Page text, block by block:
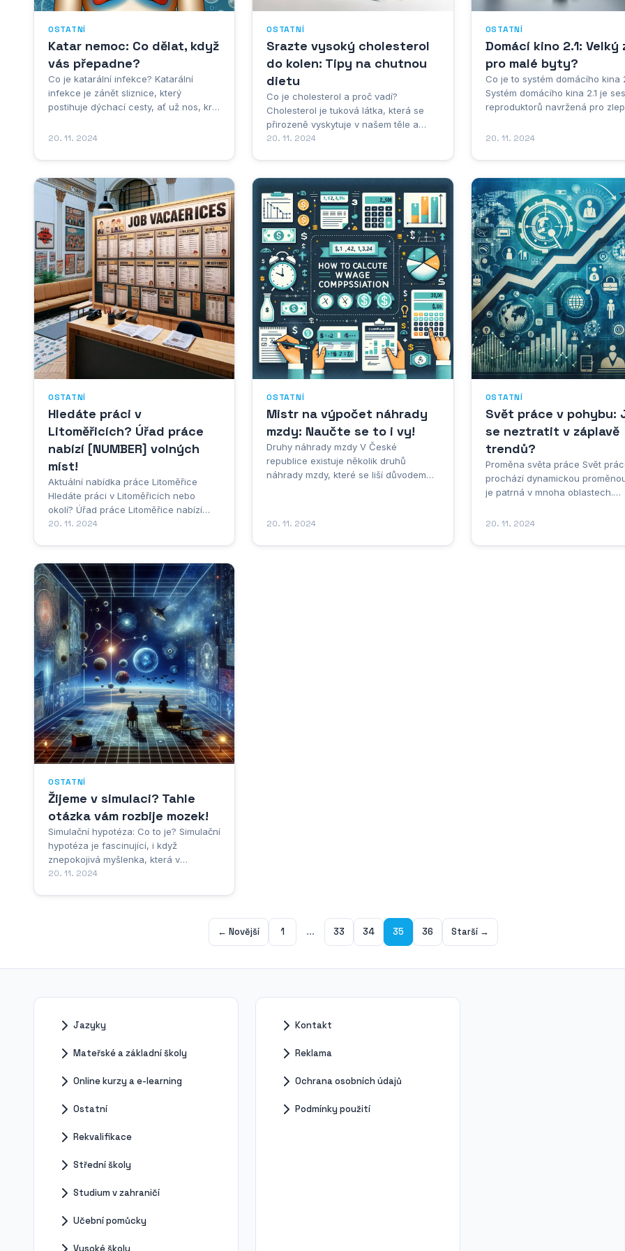
OSTATNÍ
Katar nemoc: Co dělat, když
vás přepadne?
Co je katarální infekce? Katarální
infekce je zánět sliznice, který
postihuje dýchací cesty, ať už nos, krk,
nemoc, ale příznak. Říkáme tak
může měnit barvu. Tenhle hlen je
vlastně obranná reakce těla na viry
nebo bakterie. Zánět...
20. 11. 2024
OSTATNÍ
Srazte vysoký cholesterol
do kolen: Tipy na chutnou
dietu
Co je cholesterol a proč vadí?
Cholesterol je tuková látka, která se
přirozeně vyskytuje v našem těle a
hraje důležitou roli v mnoha tělesných
cholesterol může vést k jeho
usazování na stěnách cév, čímž
dochází k jejich zužování a...
20. 11. 2024
OSTATNÍ
Domácí kino 2.1: Velký
pro malé byty?
Co je to systém domácího kina
Systém domácího kina 2.1 je
reproduktorů navržená pro
hudby v domácím prostředí.
dva přední reproduktory a
subwoofer. Přední
nazývané "satelity", se...
20. 11. 2024
OSTATNÍ
Hledáte práci v
Litoměřicích? Úřad práce
nabízí [NUMBER] volných
míst!
Aktuální nabídka práce Litoměřice
Hledáte práci v Litoměřicích nebo
okolí? Úřad práce Litoměřice nabízí
širokou škálu volných pracovních míst
obchodu a službách. Zaměstnavatelé
v regionu hledají například zkušené
svářeče,...
20. 11. 2024
OSTATNÍ
Mistr na výpočet náhrady
mzdy: Naučte se to i vy!
Druhy náhrady mzdy V České
republice existuje několik druhů
náhrady mzdy, které se liší důvodem
neschopnost a překážky v práci na
straně zaměstnavatele. Výpočet
20. 11. 2024
OSTATNÍ
Svět práce v pohybu:
se neztratit v záplavě
trendů?
Proměna světa práce Svět
prochází dynamickou
je patrná v mnoha oblastech.
demografické změny zásadně
nové výzvy i příležitosti.
20. 11. 2024
OSTATNÍ
Žijeme v simulaci? Tahle
otázka vám rozbije mozek!
Simulační hypotéza: Co to je? Simulační
hypotéza je fascinující, i když
znepokojivá myšlenka, která v
posledních letech získává na
20. 11. 2024
← Novější 1 ... 33 34 35 36 Starší →
Jazyky
Mateřské a základní školy
Online kurzy a e-learning
Ostatní
Rekvalifikace
Střední školy
Studium v zahraničí
Učební pomůcky
Vysoké školy
Kontakt
Reklama
Ochrana osobních údajů
Podmínky použití